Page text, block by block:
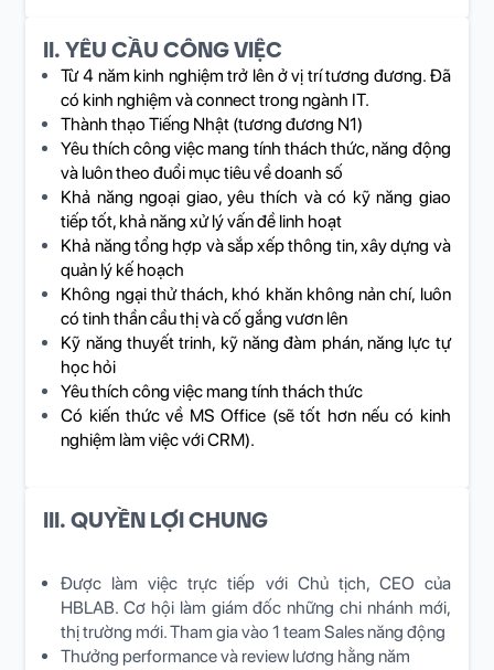
II. YÊU CẦU CÔNG VIỆC
Từ 4 năm kinh nghiệm trở lên ở vị trí tương đương. Đã
có kinh nghiệm và connect trong ngành IT.
Thành thạo Tiếng Nhật (tương đương N1)
Yêu thích công việc mang tính thách thức, năng động
và luôn theo đuổi mục tiêu về doanh số
Khả năng ngoại giao, yêu thích và có kỹ năng giao
tiếp tốt, khả năng xử lý vấn đề linh hoạt
Khả năng tổng hợp và sắp xếp thông tin, xây dựng và
quản lý kế hoạch
Không ngại thử thách, khó khăn không nản chí, luôn
có tinh thần cầu thị và cố gắng vươn lên
Kỹ năng thuyết trinh, kỹ năng đàm phán, năng lực tự
học hỏi
Yêu thích công việc mang tính thách thức
Có kiến thức về MS Office (sẽ tốt hơn nếu có kinh
nghiệm làm việc với CRM).
III. QUYỀN LỢI CHUNG
Được làm việc trực tiếp với Chủ tịch, CEO của
HBLAB. Cơ hội làm giám đốc những chi nhánh mới,
thị trường mới. Tham gia vào 1 team Sales năng động
Thưởng performance và review lương hằng năm